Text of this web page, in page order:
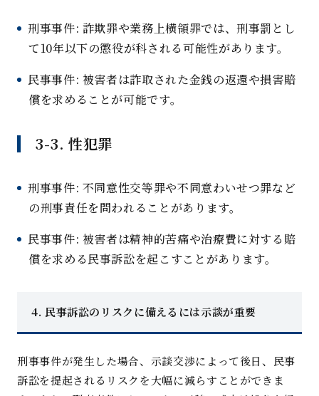
刑事事件: 詐欺罪や業務上横領罪では、刑事罰とし
て10年以下の懲役が科される可能性があります。
民事事件: 被害者は詐取された金銭の返還や損害賠
償を求めることが可能です。
3-3.性犯罪
刑事事件: 不同意性交等罪や不同意わいせつ罪など
の刑事責任を問われることがあります。
民事事件: 被害者は精神的苦痛や治療費に対する賠
償を求める民事訴訟を起こすことがあります。
4. 民事訴訟のリスクに備えるには示談が重要
刑事事件が発生した場合、示談交渉によって後日、民事
訴訟を提起されるリスクを大幅に減らすことができま